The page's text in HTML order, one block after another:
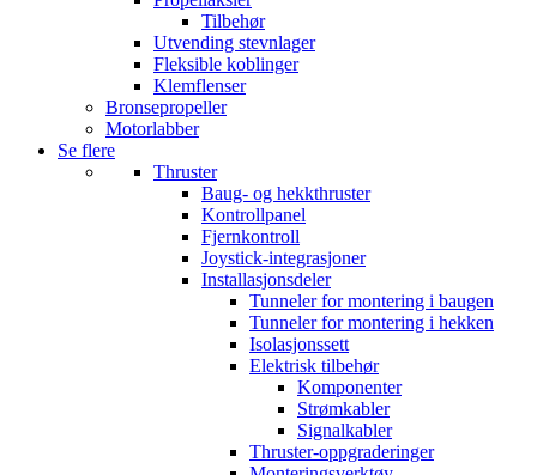
Tilbehør
Utvending stevnlager
Fleksible koblinger
Klemflenser
Bronsepropeller
Motorlabber
Se flere
Thruster
Baug- og hekkthruster
Kontrollpanel
Fjernkontroll
Joystick-integrasjoner
Installasjonsdeler
Tunneler for montering i baugen
Tunneler for montering i hekken
Isolasjonssett
Elektrisk tilbehør
Komponenter
Strømkabler
Signalkabler
Thruster-oppgraderinger